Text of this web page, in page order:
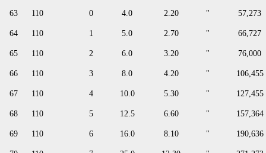
63 110 0 4.0 2.20 " 57,273
64 110 1 5.0 2.70 " 66,727
65 110 2 6.0 3.20 " 76,000
66 110 3 8.0 4.20 " 106,455
67 110 4 10.0 5.30 " 127,455
68 110 5 12.5 6.60 " 157,364
69 110 6 16.0 8.10 " 190,636